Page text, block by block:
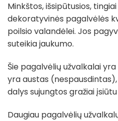
Minkštos, išsipūtusios,
dekoratyvinės pagalvėlės
poilsio valandėlei. Jos
suteikia jaukumo.
Šie pagalvėlių užvalkalai
yra austas
dalys sujungtos gražiai
Daugiau pagalvėlių